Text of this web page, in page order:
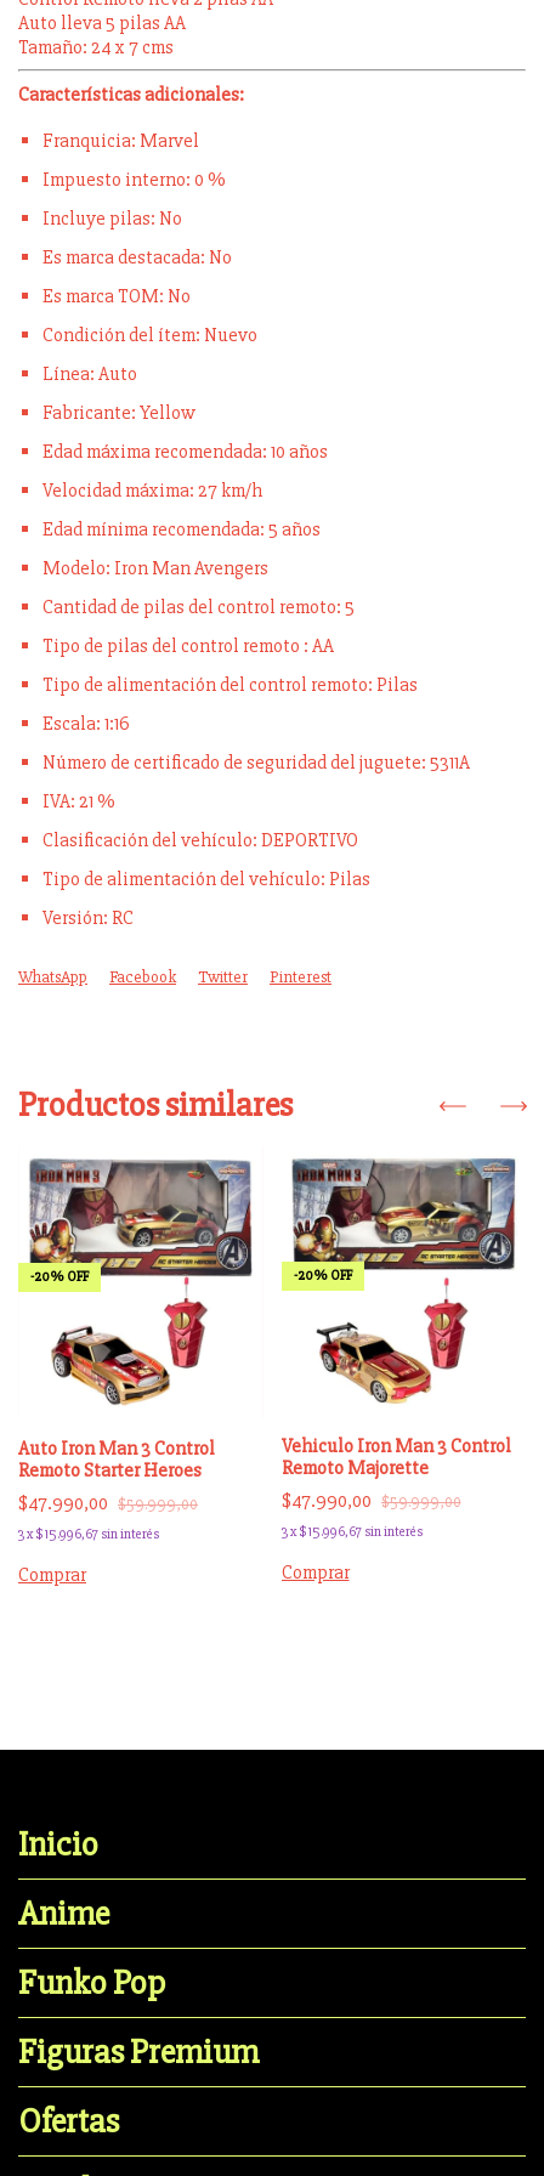
Auto lleva 5 pilas AA
Tamaño: 24 x 7 cms
Características adicionales:
Franquicia: Marvel
Impuesto interno: 0 %
Incluye pilas: No
Es marca destacada: No
Es marca TOM: No
Condición del ítem: Nuevo
Línea: Auto
Fabricante: Yellow
Edad máxima recomendada: 10 años
Velocidad máxima: 27 km/h
Edad mínima recomendada: 5 años
Modelo: Iron Man Avengers
Cantidad de pilas del control remoto: 5
Tipo de pilas del control remoto : AA
Tipo de alimentación del control remoto: Pilas
Escala: 1:16
Número de certificado de seguridad del juguete: 5311A
IVA: 21 %
Clasificación del vehículo: DEPORTIVO
Tipo de alimentación del vehículo: Pilas
Versión: RC
WhatsApp Facebook Twitter Pinterest
Productos similares
-20% OFF
Auto Iron Man 3 Control
Remoto Starter Heroes
$47.990,00 $59.999,00
3x$15.996,67 sin interés
Comprar
-20% OFF
Vehiculo Iron Man 3 Control
Remoto Majorette
$47.990,00 $59.999,00
3x$15.996,67 sin interés
Comprar
Inicio
Anime
Funko Pop
Figuras Premium
Ofertas